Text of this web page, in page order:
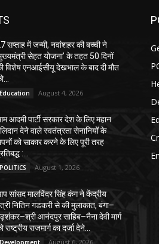
सप्ताह में जन्मी, नवांशहर की बच्ची ने
सेहत योजना’ के तहत 50 दिनों
विशेष एनआईसीयू देखभाल के बाद दी मौत
Education August 4, 2026
आदमी पार्टी सरकार देश के लिए महान
देने वाले स्वतंत्रता सेनानियों के
को साकार करने के लिए पूरी तरह
:...
POLITICS August 1, 2026
सांसद मालविंदर सिंह कंग ने केंद्रीय
नितिन गडकरी से की मुलाकात, बंगा–
आनंदपुर साहिब–नैना देवी मार्ग
राष्ट्रीय राजमार्ग का दर्जा देने...
Development August 6, 2026